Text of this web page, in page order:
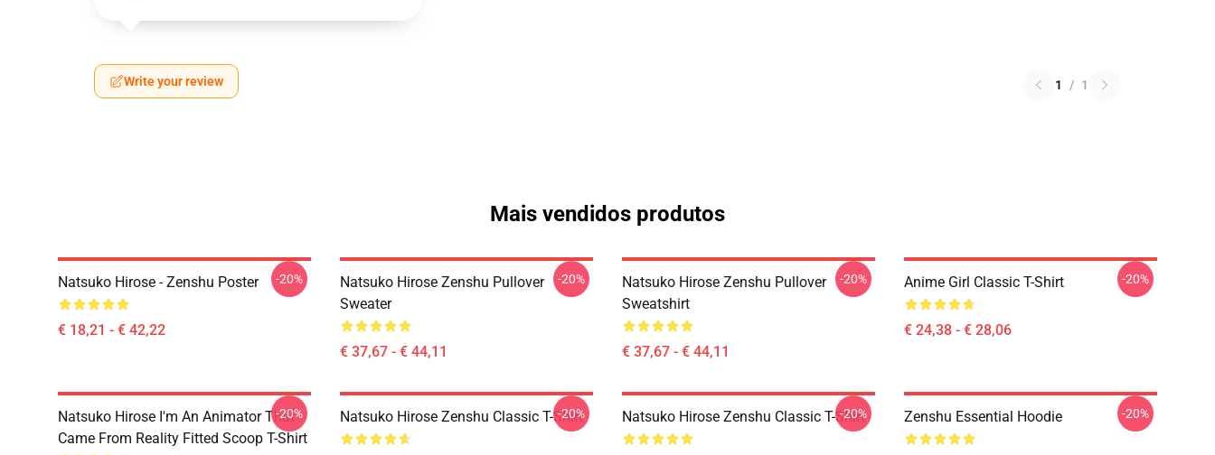
Write your review 1 / 1
Mais vendidos produtos
Natsuko Hirose - Zenshu Poster
€ 18,21 - € 42,22
-20%
Natsuko Hirose Zenshu Pullover
Sweater
€ 37,67 - € 44,11
-20%
Natsuko Hirose Zenshu Pullover
Sweatshirt
€ 37,67 - € 44,11
-20% Anime Girl Classic T-Shirt
€ 24,38 - € 28,06
-20%
Natsuko Hirose I'm An Animator That
Came From Reality Fitted Scoop T-Shirt
-20% Natsuko Hirose Zenshu Classic T-Shirt
-20% Natsuko Hirose Zenshu Classic T-Shirt
-20% Zenshu Essential Hoodie -20%